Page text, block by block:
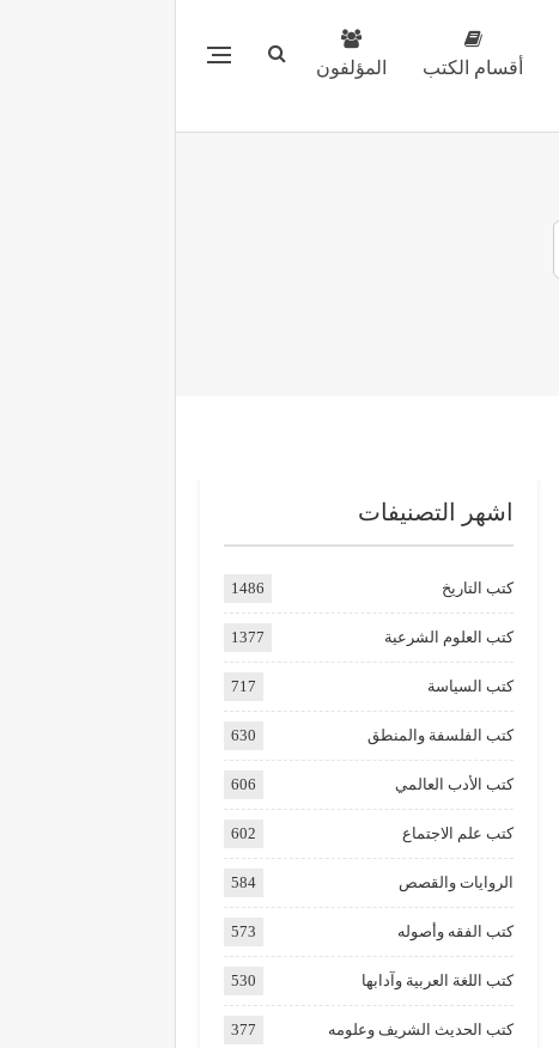
أقسام الكتب المؤلفون
اشهر التصنيفات
كتب التاريخ 1486
كتب العلوم الشرعية 1377
كتب السياسة 717
كتب الفلسفة والمنطق 630
كتب الأدب العالمي 606
كتب علم الاجتماع 602
الروايات والقصص 584
كتب الفقه وأصوله 573
كتب اللغة العربية وآدابها 530
كتب الحديث الشريف وعلومه 377